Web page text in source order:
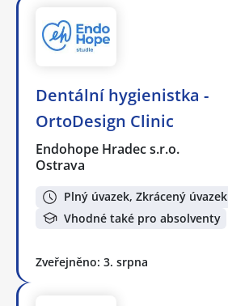
Dentální hygienistka -
OrtoDesign Clinic
Endohope Hradec s.r.o.
Ostrava
Plný úvazek, Zkrácený úvazek
Vhodné také pro absolventy
Zveřejněno: 3. srpna